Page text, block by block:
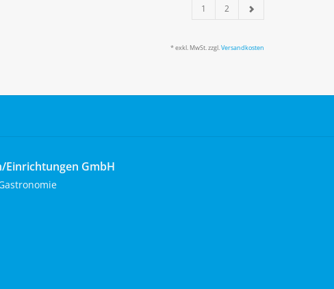
1 2
* exkl. MwSt. zzgl. Versandkosten
Einrichtungen GmbH